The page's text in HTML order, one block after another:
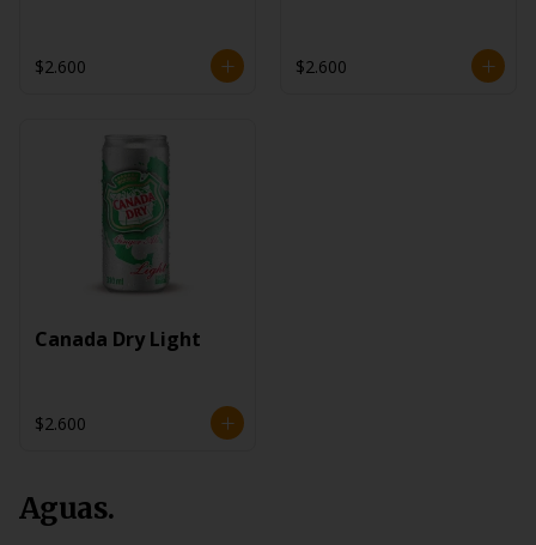
$2.600 $2.600
Canada Dry Light
$2.600
Aguas.